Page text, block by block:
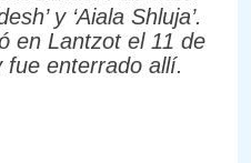
y ‘Aiala Shluja’.
en Lantzot el 11 de
enterrado allí.